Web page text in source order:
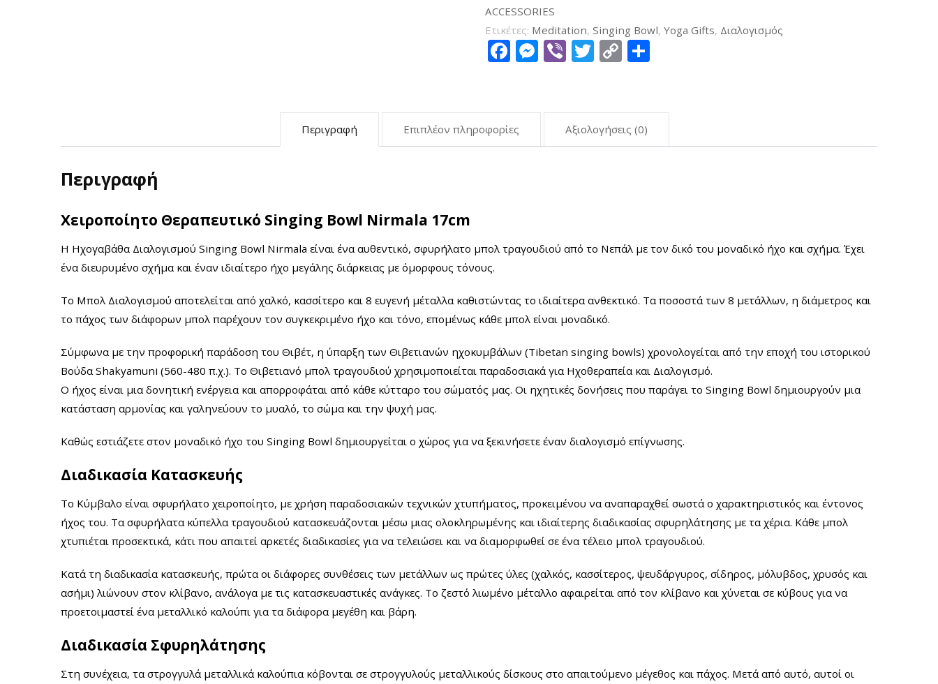
Singing
Bowl
17cm
ACCESSORIES
Ετικέτες: Meditation,Singing Bowl,Yoga Gifts, Διαλογισμός
Facebook
Messenger
ViberTwitter
Copy
Περιγραφή Επιπλέον πληροφορίες Αξιολογήσεις (0)
Περιγραφή
Χειροποίητο Θεραπευτικό Singing Bowl Nirmala 17cm
Η Ηχογαβάθα Διαλογισμού Singing Bowl Nirmala είναι ένα αυθεντικό, σφυρήλατο μπολ τραγουδιού από το Νεπάλ με τον δικό του μοναδικό ήχο και σχήμα. Έχει
ένα διευρυμένο σχήμα και έναν ιδιαίτερο ήχο μεγάλης διάρκειας με όμορφους τόνους.
Το Μπολ Διαλογισμού αποτελείται από χαλκό, κασσίτερο και 8 ευγενή μέταλλα καθιστώντας το ιδιαίτερα ανθεκτικό. Τα ποσοστά των 8 μετάλλων, η διάμετρος και
το πάχος των διάφορων μπολ παρέχουν τον συγκεκριμένο ήχο και τόνο, επομένως κάθε μπολ είναι μοναδικό.
Σύμφωνα με την προφορική παράδοση του Θιβέτ, η ύπαρξη των Θιβετιανών ηχοκυμβάλων (Tibetan singing bowls) χρονολογείται από την εποχή του ιστορικού
Βούδα Shakyamuni (560-480 π.χ.). Το Θιβετιανό μπολ τραγουδιού χρησιμοποιείται παραδοσιακά για Ηχοθεραπεία και Διαλογισμό.
Ο ήχος είναι μια δονητική ενέργεια και απορροφάται από κάθε κύτταρο του σώματός μας. Οι ηχητικές δονήσεις που παράγει το Singing Bowl δημιουργούν μια
κατάσταση αρμονίας και γαληνεύουν το μυαλό, το σώμα και την ψυχή μας.
Καθώς εστιάζετε στον μοναδικό ήχο του Singing Bowl δημιουργείται ο χώρος για να ξεκινήσετε έναν διαλογισμό επίγνωσης.
Διαδικασία Κατασκευής
Το Κύμβαλο είναι σφυρήλατο χειροποίητο, με χρήση παραδοσιακών τεχνικών χτυπήματος, προκειμένου να αναπαραχθεί σωστά ο χαρακτηριστικός και έντονος
ήχος του. Τα σφυρήλατα κύπελλα τραγουδιού κατασκευάζονται μέσω μιας ολοκληρωμένης και ιδιαίτερης διαδικασίας σφυρηλάτησης με τα χέρια. Κάθε μπολ
χτυπιέται προσεκτικά, κάτι που απαιτεί αρκετές διαδικασίες για να τελειώσει και να διαμορφωθεί σε ένα τέλειο μπολ τραγουδιού.
Κατά τη διαδικασία κατασκευής, πρώτα οι διάφορες συνθέσεις των μετάλλων ως πρώτες ύλες (χαλκός, κασσίτερος, ψευδάργυρος, σίδηρος, μόλυβδος, χρυσός και
ασήμι) λιώνουν στον κλίβανο, ανάλογα με τις κατασκευαστικές ανάγκες. Το ζεστό λιωμένο μέταλλο αφαιρείται από τον κλίβανο και χύνεται σε κύβους για να
προετοιμαστεί ένα μεταλλικό καλούπι για τα διάφορα μεγέθη και βάρη.
Διαδικασία Σφυρηλάτησης
Στη συνέχεια, τα στρογγυλά μεταλλικά καλούπια κόβονται σε στρογγυλούς μεταλλικούς δίσκους στο απαιτούμενο μέγεθος και πάχος. Μετά από αυτό, αυτοί οι